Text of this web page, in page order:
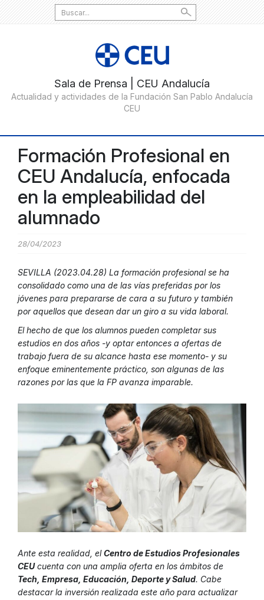
Search
for:
Formación Profesional en
CEU Andalucía, enfocada
en la empleabilidad del
alumnado
28/04/2023
SEVILLA (2023.04.28) La formación profesional se ha
consolidado como una de las vías preferidas por los
jóvenes para prepararse de cara a su futuro y también
por aquellos que desean dar un giro a su vida laboral.
El hecho de que los alumnos pueden completar sus
estudios en dos años -y optar entonces a ofertas de
trabajo fuera de su alcance hasta ese momento- y su
enfoque eminentemente práctico, son algunas de las
razones por las que la FP avanza imparable.
Ante esta realidad, elCentro de Estudios Profesionales
CEUcuenta con una amplia oferta en los ámbitos de
Tech, Empresa, Educación, Deporte y Salud. Cabe
destacar la inversión realizada este año para actualizar